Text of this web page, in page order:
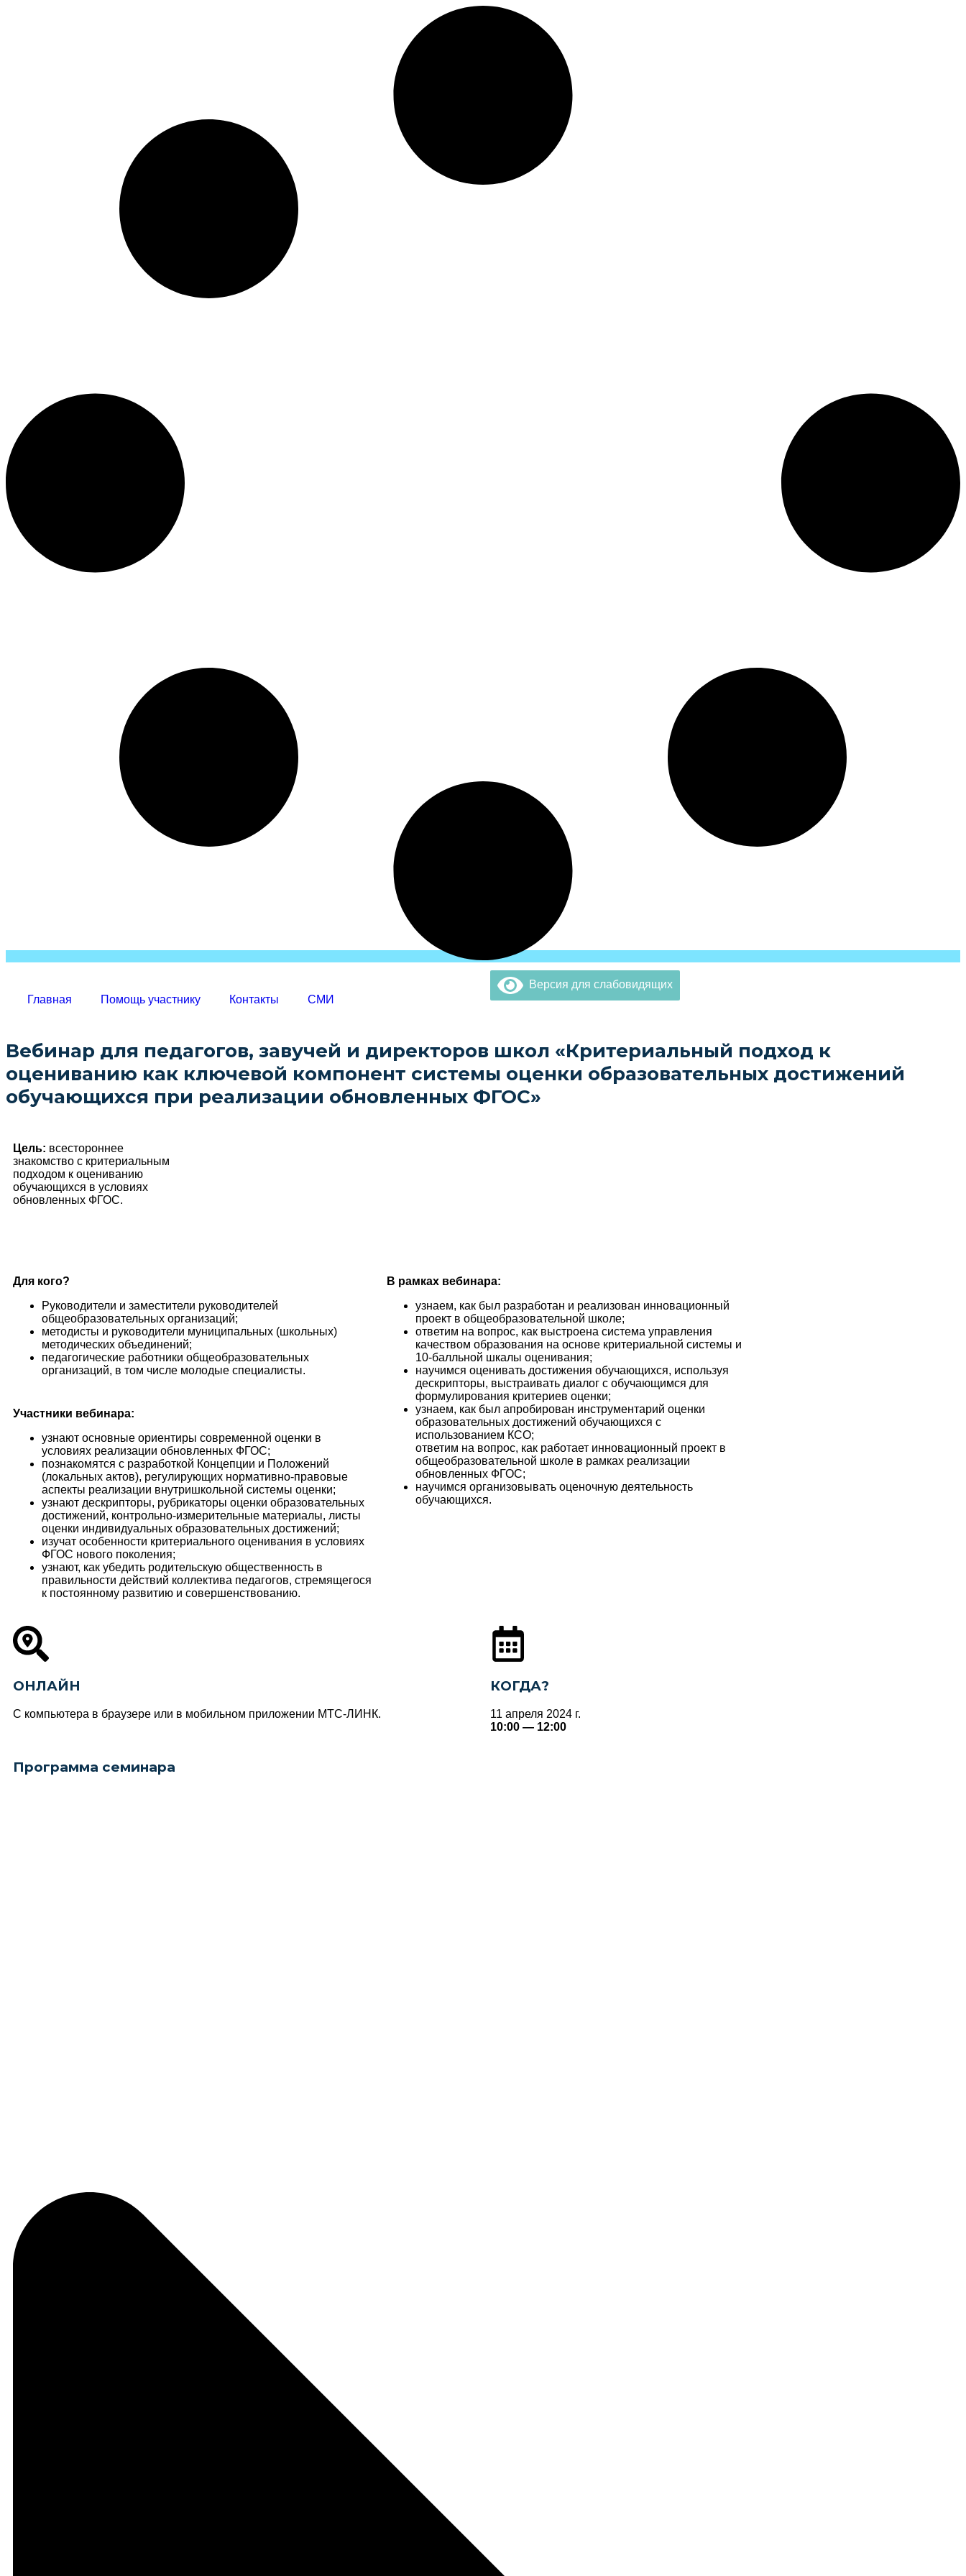
Главная Помощь участнику Контакты СМИ
Версия для слабовидящих
Вебинар для педагогов, завучей и директоров школ «Критериальный подход к
оцениванию как ключевой компонент системы оценки образовательных достижений
обучающихся при реализации обновленных ФГОС»
Цель: всестороннее
знакомство с критериальным
подходом к оцениванию
обучающихся в условиях
обновленных ФГОС.
Для кого?
Руководители и заместители руководителей
общеобразовательных организаций;
методисты и руководители муниципальных (школьных)
методических объединений;
педагогические работники общеобразовательных
организаций, в том числе молодые специалисты.
Участники вебинара:
узнают основные ориентиры современной оценки в
условиях реализации обновленных ФГОС;
познакомятся с разработкой Концепции и Положений
(локальных актов), регулирующих нормативно-правовые
аспекты реализации внутришкольной системы оценки;
узнают дескрипторы, рубрикаторы оценки образовательных
достижений, контрольно-измерительные материалы, листы
оценки индивидуальных образовательных достижений;
изучат особенности критериального оценивания в условиях
ФГОС нового поколения;
узнают, как убедить родительскую общественность в
правильности действий коллектива педагогов, стремящегося
к постоянному развитию и совершенствованию.
В рамках вебинара:
узнаем, как был разработан и реализован инновационный
проект в общеобразовательной школе;
ответим на вопрос, как выстроена система управления
качеством образования на основе критериальной системы и
10-балльной шкалы оценивания;
научимся оценивать достижения обучающихся, используя
дескрипторы, выстраивать диалог с обучающимся для
формулирования критериев оценки;
узнаем, как был апробирован инструментарий оценки
образовательных достижений обучающихся с
использованием КСО;
ответим на вопрос, как работает инновационный проект в
общеобразовательной школе в рамках реализации
обновленных ФГОС;
научимся организовывать оценочную деятельность
обучающихся.
ОНЛАЙН
С компьютера в браузере или в мобильном приложении МТС-ЛИНК.
КОГДА?
11 апреля 2024 г.
10:00 — 12:00
Программа семинара